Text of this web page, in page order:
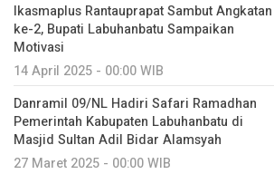
Ikasmaplus Rantauprapat Sambut Angkatan
ke-2, Bupati Labuhanbatu Sampaikan
Motivasi
14 April 2025 - 00:00 WIB
Danramil 09/NL Hadiri Safari Ramadhan
Pemerintah Kabupaten Labuhanbatu di
Masjid Sultan Adil Bidar Alamsyah
27 Maret 2025 - 00:00 WIB